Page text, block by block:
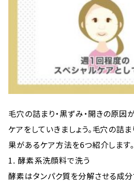
毛穴の詰まり・黒ずみ・開きの原因
ケアをしていきましょう。毛穴の詰
果があるケア方法を6つ紹介します。
1. 酵素系洗顔料で洗う
酵素はタンパク質を分解させる成分